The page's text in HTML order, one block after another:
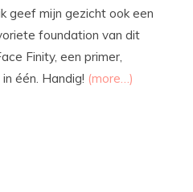
geef mijn gezicht ook een
foundation van dit
Finity, een primer,
één. Handig! (more…)